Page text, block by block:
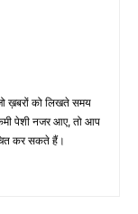
ख़बरों को लिखते समय
पेशी नजर आए, तो आप
कर सकते हैं।